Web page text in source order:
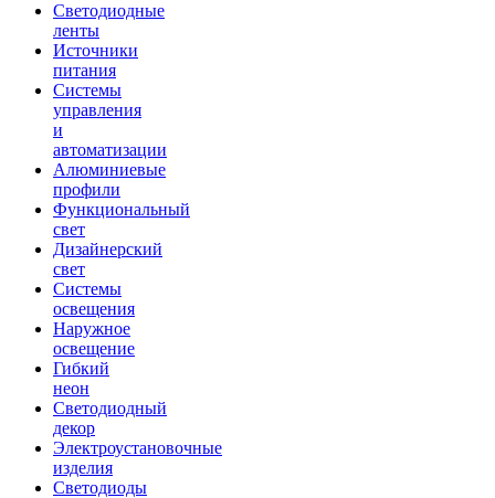
Светодиодные
ленты
Источники
питания
Системы
управления
и
автоматизации
Алюминиевые
профили
Функциональный
свет
Дизайнерский
свет
Системы
освещения
Наружное
освещение
Гибкий
неон
Светодиодный
декор
Электроустановочные
изделия
Светодиоды